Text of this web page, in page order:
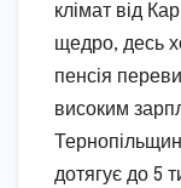
клімат від
щедро, десь
пенсія
високим
дотягує до 5